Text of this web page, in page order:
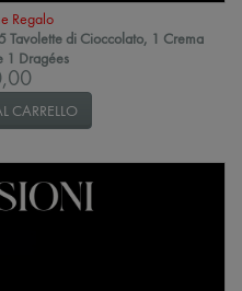
Regalo
Tavolette di Cioccolato, 1 Crema
1 Dragées
CARRELLO